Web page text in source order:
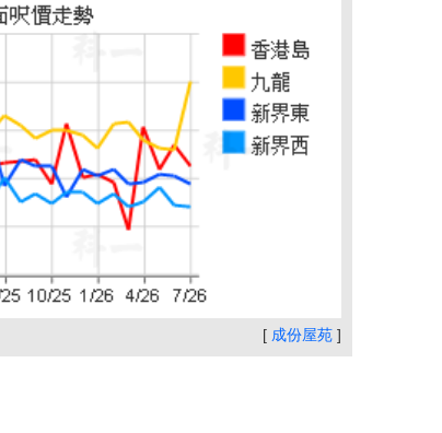
[ 成份屋苑]